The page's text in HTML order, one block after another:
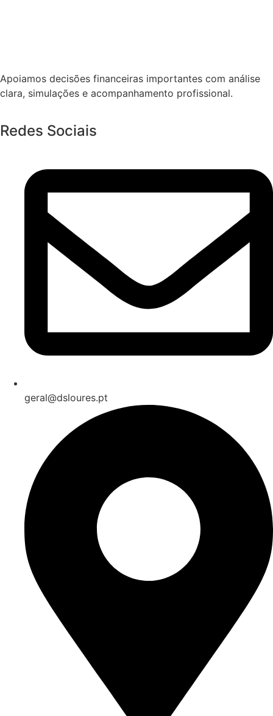
Apoiamos decisões financeiras importantes com análise
clara, simulações e acompanhamento profissional.
Redes Sociais
geral@dsloures.pt